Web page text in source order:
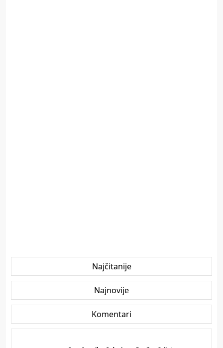
Najčitanije
Najnovije
Komentari